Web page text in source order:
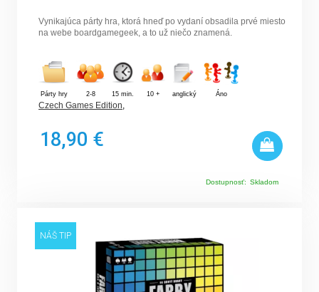
Vynikajúca párty hra, ktorá hneď po vydaní obsadila prvé miesto
na webe boardgamegeek, a to už niečo znamená.
Párty hry 2-8 15 min. 10 + anglický Áno
Czech Games Edition
18,90 €
Dostupnosť: Skladom
NÁŠ TIP